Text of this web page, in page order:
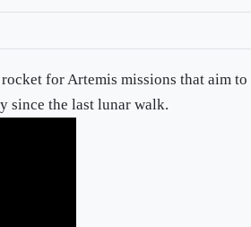
for Artemis missions that aim to
since the last lunar walk.